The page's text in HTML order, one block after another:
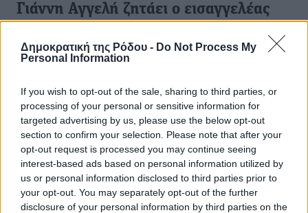
Δημοκρατική της Ρόδου - Do Not Process My
Personal Information
If you wish to opt-out of the sale, sharing to third parties, or
processing of your personal or sensitive information for
targeted advertising by us, please use the below opt-out
section to confirm your selection. Please note that after your
opt-out request is processed you may continue seeing
interest-based ads based on personal information utilized by
us or personal information disclosed to third parties prior to
your opt-out. You may separately opt-out of the further
disclosure of your personal information by third parties on the
Γιάννη Αγγελή ζητάει ο εισαγγελέας
Τον λόγο έχει πλέον το αρμόδιο συμβούλιο. Του Άρη
αντεισαγγελέα του Αρείου Πάγου Ιωάννη Αγγελή,
βασικού μάρτυρα κατηγορίας στην ...
30.06.21, 17:11